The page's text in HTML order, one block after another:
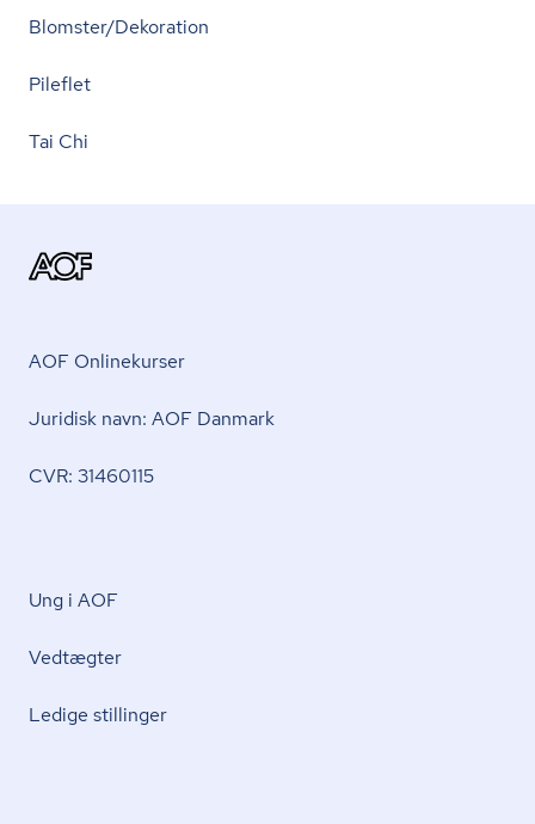
Blomster/Dekoration
Pileflet
Tai Chi
AOF Onlinekurser
Juridisk navn: AOF Danmark
CVR: 31460115
Ung i AOF
Vedtægter
Ledige stillinger